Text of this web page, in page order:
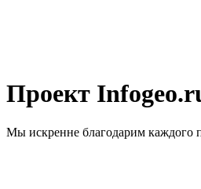
Проект
Мы искренне благодарим каждого